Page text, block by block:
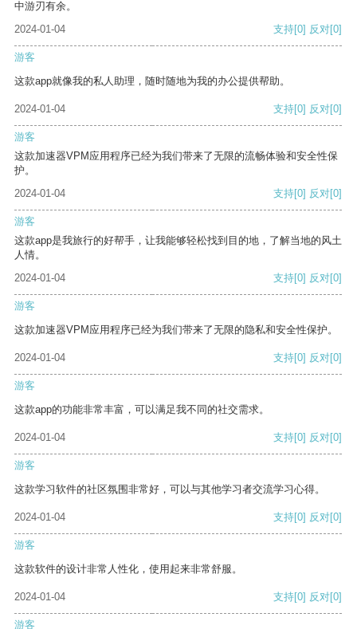
中游刃有余。
2024-01-04
支持[0] 反对[0]
游客
这款app就像我的私人助理，随时随地为我的办公提供帮助。
2024-01-04 支持[0] 反对[0]
游客
这款加速器VPM应用程序已经为我们带来了无限的流畅体验和安全性保
护。
2024-01-04
支持[0] 反对[0]
游客
这款app是我旅行的好帮手，让我能够轻松找到目的地，了解当地的风土
人情。
2024-01-04
支持[0] 反对[0]
游客
这款加速器VPM应用程序已经为我们带来了无限的隐私和安全性保护。
2024-01-04 支持[0] 反对[0]
游客
这款app的功能非常丰富，可以满足我不同的社交需求。
2024-01-04 支持[0] 反对[0]
游客
这款学习软件的社区氛围非常好，可以与其他学习者交流学习心得。
2024-01-04 支持[0] 反对[0]
游客
这款软件的设计非常人性化，使用起来非常舒服。
2024-01-04 支持[0] 反对[0]
游客